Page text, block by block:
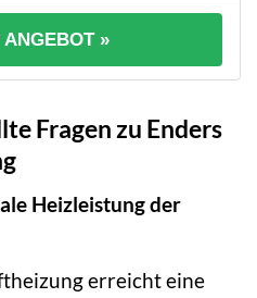
ANGEBOT »
Fragen zu Enders
Heizleistung der
erreicht eine